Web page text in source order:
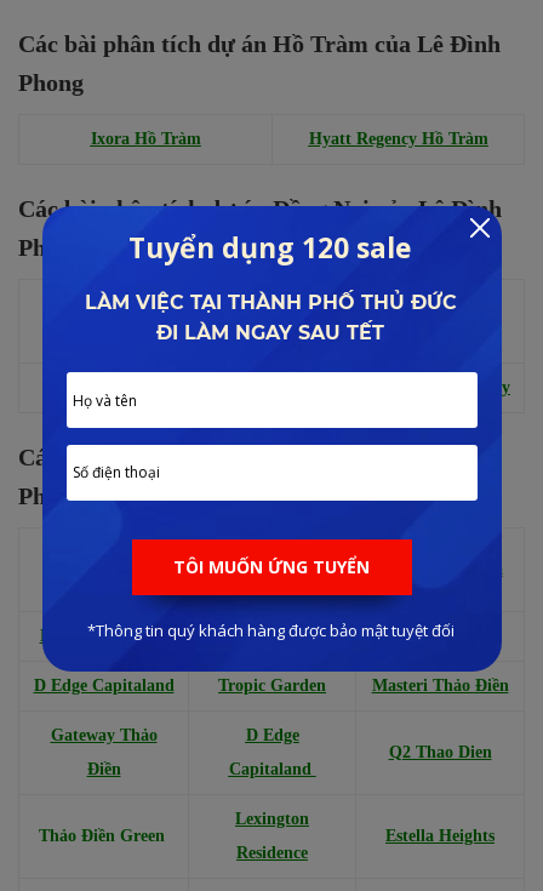
Các bài phân tích dự án Hồ Tràm của Lê Đình
Phong
Ixora Hồ Tràm Hyatt Regency Hồ Tràm
Các bài phân tích dự án Đồng Nai của Lê Đình
Phong
The Icon Swan
Park
Biên Hòa New City
Các bài phân tích căn hộ Quận 2 của Lê Đình
Phong
Mozac Thảo Điền Saigon Sport City Precia
D Edge Capitaland Tropic Garden Masteri Thảo Điền
Gateway Thảo
Điền
D Edge
Capitaland
Q2 Thao Dien
Thảo Điền Green
Lexington
Residence
Estella Heights